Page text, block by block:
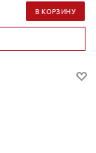
В КОРЗИНУ